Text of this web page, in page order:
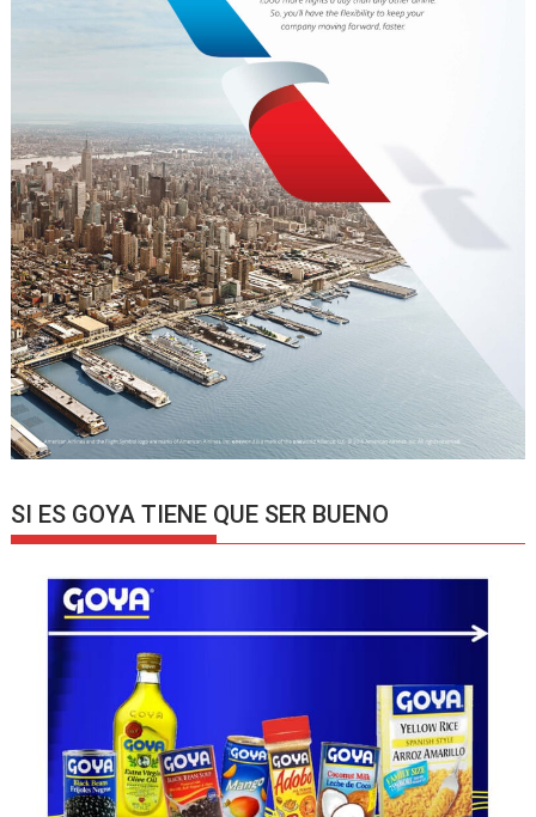
SI ES GOYA TIENE QUE SER BUENO